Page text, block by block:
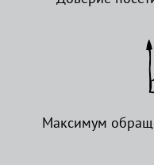
Максимум